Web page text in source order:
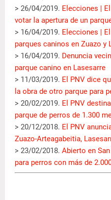
> 26/04/2019. Elecciones |
votar la apertura de un
> 16/04/2019. Elecciones |
parques caninos en Zuazo y
> 16/04/2019. Denuncia
parque canino en Lasesarre
> 11/03/2019. El PNV dice
la obra de otro parque para
> 20/02/2019. El PNV
parque de perros de 1.300
> 20/12/2018. El PNV
Zuazo-Arteagabeitia,
> 23/02/2018. Abierto en
para perros con más de